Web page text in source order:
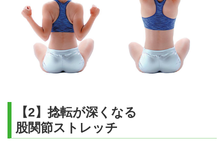
【2】捻転が深くなる
股関節ストレッチ